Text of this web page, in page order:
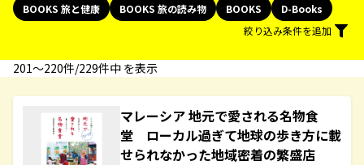
BOOKS 旅と健康
BOOKS 旅の読み物 BOOKS
D-Books
絞り込み条件を追加
201〜220件/229件中 を表示
マレーシア 地元で愛される名物食
堂 ローカル過ぎて地球の歩き方に載
せられなかった地域密着の繁盛店